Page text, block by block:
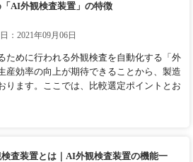
AI外観検査装置」の特徴
：2021年09月06日
ために行われる外観検査を自動化する「外
産効率の向上が期待できることから、製造
ります。ここでは、比較選定ポイントとお
査装置とは｜AI外観検査装置の機能一